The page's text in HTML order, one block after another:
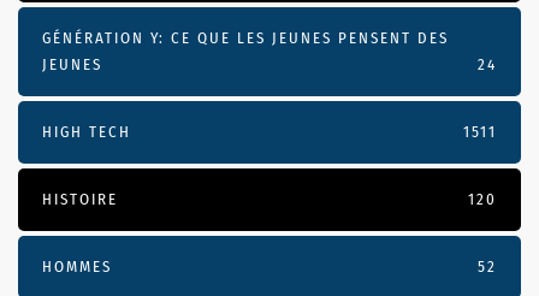
GÉNÉRATION Y: CE QUE LES JEUNES PENSENT DES
JEUNES
24
HIGH TECH 1511
HISTOIRE 120
HOMMES 52